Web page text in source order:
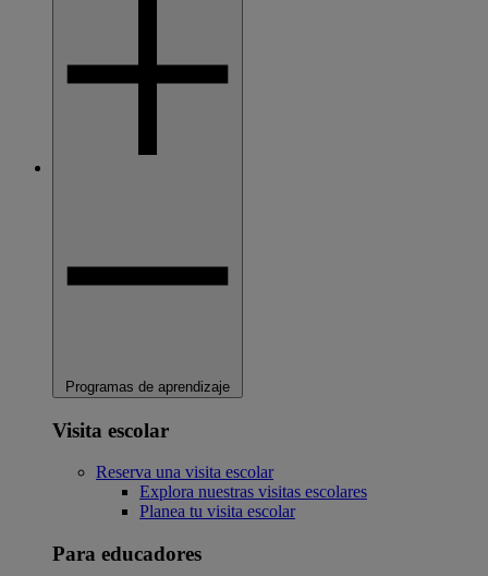
Programas de aprendizaje
Visita escolar
Reserva una visita escolar
Explora nuestras visitas escolares
Planea tu visita escolar
Para educadores